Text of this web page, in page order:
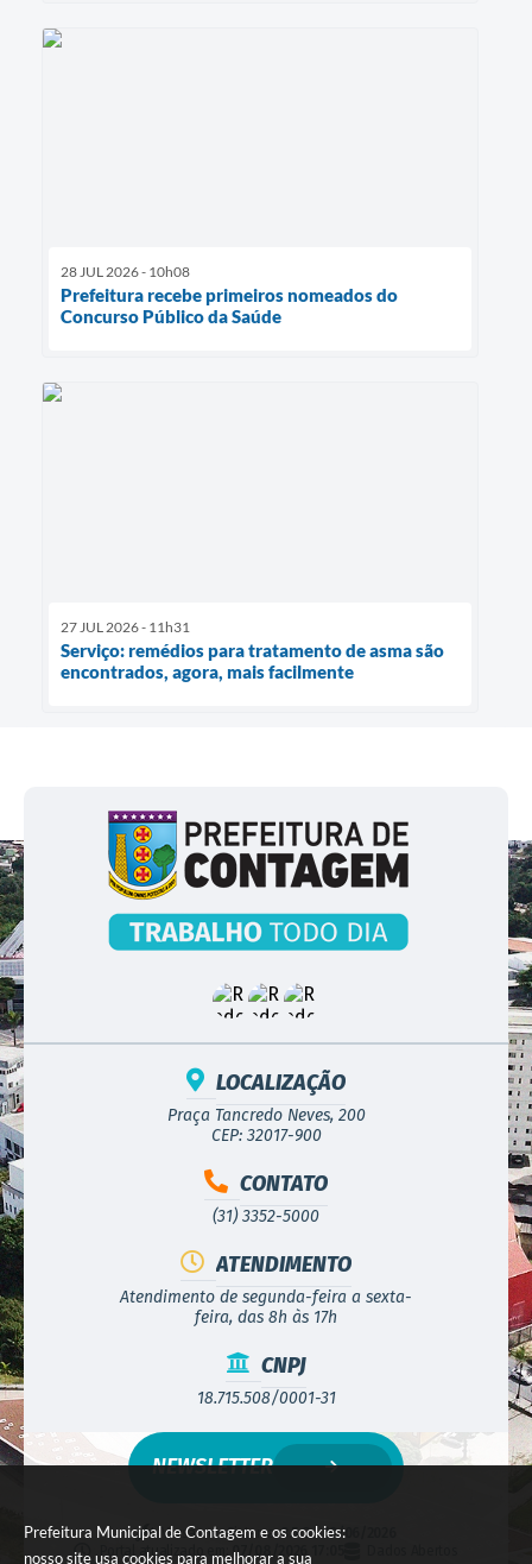
Prefeitura Municipal de Contagem e os cookies:
nosso site usa cookies para melhorar a sua
28 JUL 2026 - 10h08
Prefeitura recebe primeiros nomeados do
Concurso Público da Saúde
27 JUL 2026 - 11h31
Serviço: remédios para tratamento de asma são
encontrados, agora, mais facilmente
LOCALIZAÇÃO
Praça Tancredo Neves, 200
CEP: 32017-900
CONTATO
(31) 3352-5000
ATENDIMENTO
Atendimento de segunda-feira a sexta-
feira, das 8h às 17h
CNPJ
18.715.508/0001-31
Versão do Sistema:3.5.3 - 19/06/2026
Portal atualizado em:
07/08/2026 17:05
NEWSLETTER